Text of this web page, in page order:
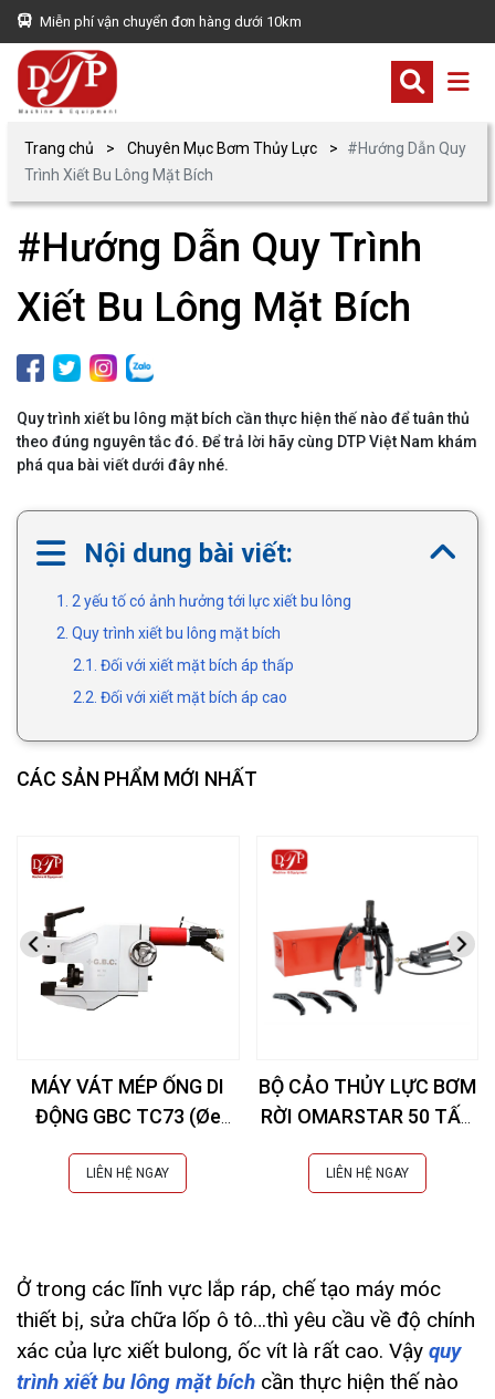
Miễn phí vận chuyển đơn hàng dưới 10km
Trang chủ Chuyên Mục Bơm Thủy Lực
#Hướng Dẫn Quy
Trình Xiết Bu Lông Mặt Bích
#Hướng Dẫn Quy Trình
Xiết Bu Lông Mặt Bích
Quy trình xiết bu lông mặt bích cần thực hiện thế nào để tuân thủ
theo đúng nguyên tắc đó. Để trả lời hãy cùng DTP Việt Nam khám
phá qua bài viết dưới đây nhé.
Nội dung bài viết:
1. 2 yếu tố có ảnh hưởng tới lực xiết bu lông
2. Quy trình xiết bu lông mặt bích
2.1. Đối với xiết mặt bích áp thấp
2.2. Đối với xiết mặt bích áp cao
CÁC SẢN PHẨM MỚI NHẤT
MÁY VÁT MÉP ỐNG DI
ĐỘNG GBC TC73 (Øe
LIÊN HỆ NGAY
BỘ CẢO THỦY LỰC BƠM
RỜI OMARSTAR 50 TẤN
LIÊN HỆ NGAY
Ở trong các lĩnh vực lắp ráp, chế tạo máy móc
thiết bị, sửa chữa lốp ô tô…thì yêu cầu về độ chính
xác của lực xiết bulong, ốc vít là rất cao. Vậy quy
trình xiết bu lông mặt bích cần thực hiện thế nào